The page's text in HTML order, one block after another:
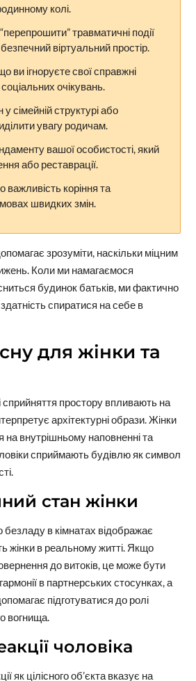
колі.
травматичні події
віртуальний простір.
ви ігноруєте свої справжні
очікувань.
сімейній структурі або
увагу родичам.
вашої особистості, який
або реставрації.
важливість коріння та
швидких змін.
зрозуміти, наскільки міцним
Коли ми намагаємося
будинок батьків, ми фактично
спиратися на себе в
для жінки та
сприйняття простору впливають на
архітектурні образи. Жінки
внутрішньому наповненні та
сприймають будівлю як символ
стан жінки
безладу в кімнатах відображає
жінки в реальному житті. Якщо
до витоків, це може бути
в партнерських стосунках, а
підготуватися до ролі
вогнища.
чоловіка
як цілісного об’єкта вказує на